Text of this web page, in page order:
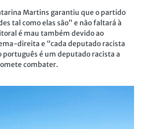
Martins garantiu que o partido
tal como elas são” e não faltará à
é mau também devido ao
direita e “cada deputado racista
é um deputado racista a
combater.